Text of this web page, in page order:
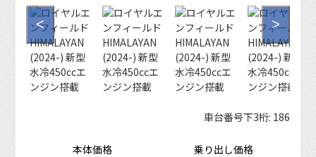
< >
車台番号下3桁: 186
本体価格 乗り出し価格